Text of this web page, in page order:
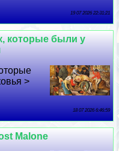
19 07 2026 22:31:21
которые были у
>
18 07 2026 6:46:59
Malone